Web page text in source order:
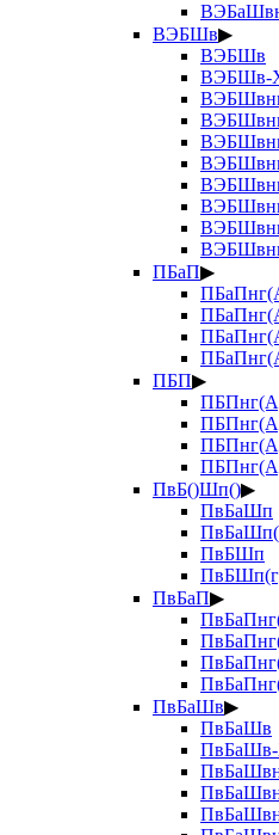
ВЭБШв▶
ВЭБШв
ВЭБШв-
ПБаП▶
ПБП▶
ПвБ()Шп()▶
ПвБаШп
ПвБШп
ПвБаП▶
ПвБаШв▶
ПвБаШв